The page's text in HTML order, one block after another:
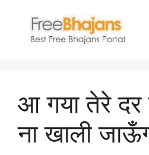
content
आ गया तेरे दर
ना खाली